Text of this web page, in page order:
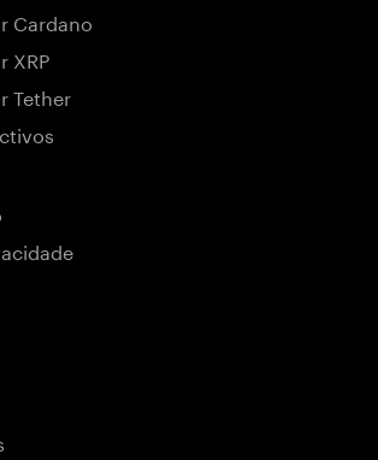
Cardano
XRP
Tether